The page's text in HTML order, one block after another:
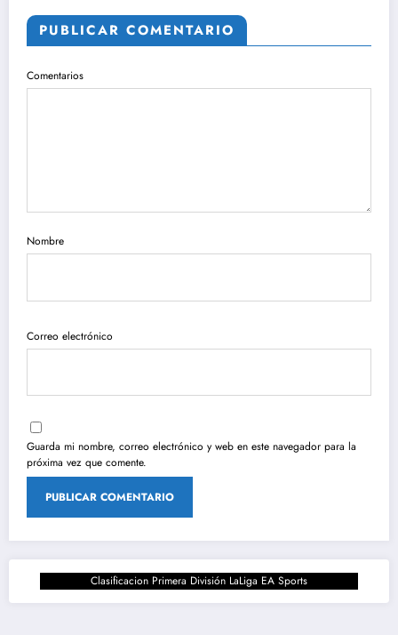
PUBLICAR COMENTARIO
Comentarios
Nombre
Correo electrónico
Guarda mi nombre, correo electrónico y web en este navegador para la
próxima vez que comente.
Clasificacion Primera División LaLiga EA Sports